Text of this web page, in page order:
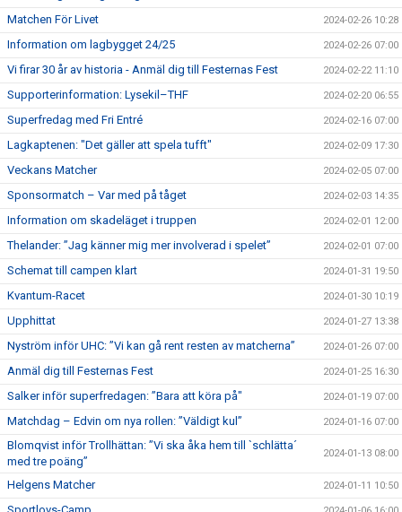
Matchen För Livet 2024-02-26 10:28
Information om lagbygget 24/25 2024-02-26 07:00
Vi firar 30 år av historia - Anmäl dig till Festernas Fest 2024-02-22 11:10
Supporterinformation: Lysekil–THF 2024-02-20 06:55
Superfredag med Fri Entré 2024-02-16 07:00
Lagkaptenen: "Det gäller att spela tufft" 2024-02-09 17:30
Veckans Matcher 2024-02-05 07:00
Sponsormatch – Var med på tåget 2024-02-03 14:35
Information om skadeläget i truppen 2024-02-01 12:00
Thelander: ”Jag känner mig mer involverad i spelet” 2024-02-01 07:00
Schemat till campen klart 2024-01-31 19:50
Kvantum-Racet 2024-01-30 10:19
Upphittat 2024-01-27 13:38
Nyström inför UHC: ”Vi kan gå rent resten av matcherna” 2024-01-26 07:00
Anmäl dig till Festernas Fest 2024-01-25 16:30
Salker inför superfredagen: ”Bara att köra på" 2024-01-19 07:00
Matchdag – Edvin om nya rollen: ”Väldigt kul” 2024-01-16 07:00
Blomqvist inför Trollhättan: ”Vi ska åka hem till `schlätta´
med tre poäng”
2024-01-13 08:00
Helgens Matcher 2024-01-11 10:50